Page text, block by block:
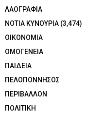
ΛΑΟΓΡΑΦΙΑ
ΝΟΤΙΑ ΚΥΝΟΥΡΙΑ (3,474)
ΟΙΚΟΝΟΜΙΑ
ΟΜΟΓΕΝΕΙΑ
ΠΑΙΔΕΙΑ
ΠΕΛΟΠΟΝΝΗΣΟΣ
ΠΕΡΙΒΑΛΛΟΝ
ΠΟΛΙΤΙΚΗ